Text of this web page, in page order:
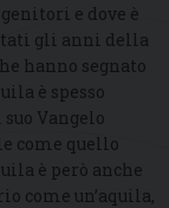
e dove è
gli anni della
hanno segnato
è spesso
Vangelo
come quello
è però anche
come un’aquila,